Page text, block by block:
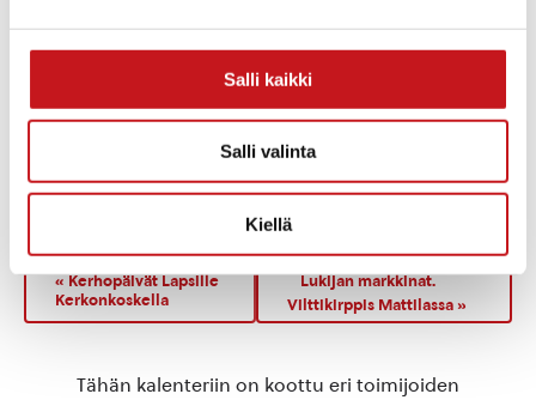
Salli kaikki
Salli valinta
Kiellä
Kerkonkoski
Kerkonjoensuu, 77930 Suomi + Google Map
«Kerhopäivät Lapsille
Kerkonkoskella
Lukijan markkinat.
Vilttikirppis Mattilassa»
Tähän kalenteriin on koottu eri toimijoiden